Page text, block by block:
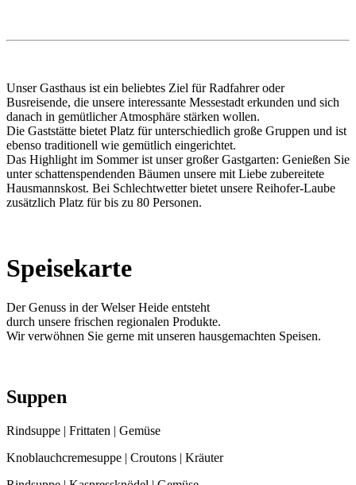
Unser Gasthaus ist ein beliebtes Ziel für Radfahrer oder
Busreisende, die unsere interessante Messestadt erkunden und sich
danach in gemütlicher Atmosphäre stärken wollen.
Die Gaststätte bietet Platz für unterschiedlich große Gruppen und ist
ebenso traditionell wie gemütlich eingerichtet.
Das Highlight im Sommer ist unser großer Gastgarten: Genießen Sie
unter schattenspendenden Bäumen unsere mit Liebe zubereitete
Hausmannskost. Bei Schlechtwetter bietet unsere Reihofer-Laube
zusätzlich Platz für bis zu 80 Personen.
Speisekarte
Der Genuss in der Welser Heide entsteht
durch unsere frischen regionalen Produkte.
Wir verwöhnen Sie gerne mit unseren hausgemachten Speisen.
Suppen
Rindsuppe | Frittaten | Gemüse
Knoblauchcremesuppe | Croutons | Kräuter